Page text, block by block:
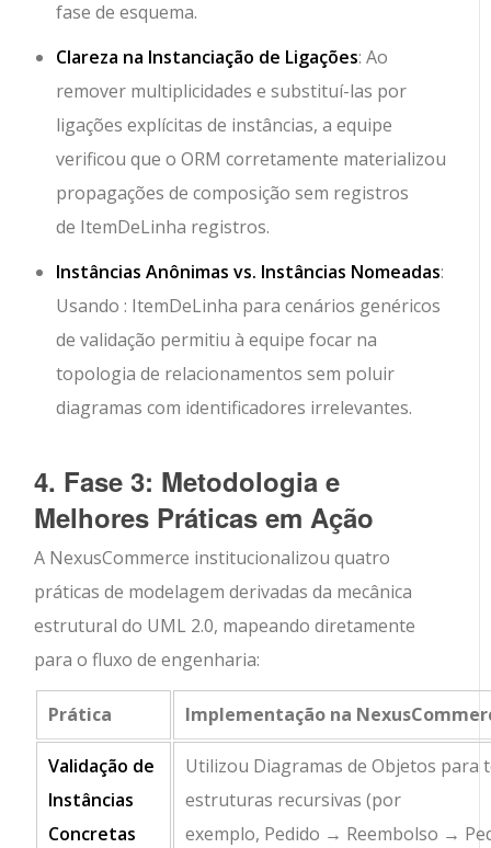
fase de esquema.
Clareza na Instanciação de Ligações: Ao
remover multiplicidades e substituí-las por
ligações explícitas de instâncias, a equipe
verificou que o ORM corretamente materializou
propagações de composição sem registros
de ItemDeLinha registros.
Instâncias Anônimas vs. Instâncias Nomeadas:
Usando: ItemDeLinha para cenários genéricos
de validação permitiu à equipe focar na
topologia de relacionamentos sem poluir
diagramas com identificadores irrelevantes.
4. Fase 3: Metodologia e
Melhores Práticas em Ação
A NexusCommerce institucionalizou quatro
práticas de modelagem derivadas da mecânica
estrutural do UML 2.0, mapeando diretamente
para o fluxo de engenharia:
Prática Implementação na
Validação de
Instâncias
Concretas
Utilizou Diagramas de Objetos para
estruturas recursivas (por
exemplo, Pedido → Reembolso →